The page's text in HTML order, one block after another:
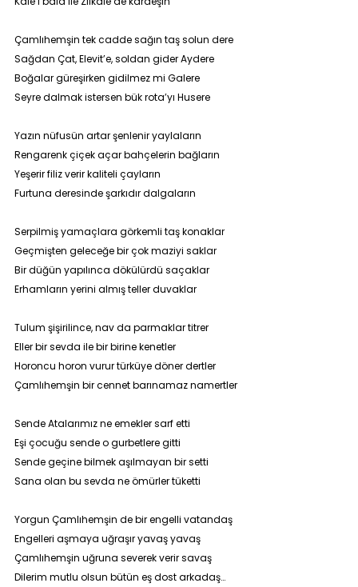
Çamlıhemşin tek cadde sağın taş solun dere
Sağdan Çat, Elevit’e, soldan gider Aydere
Boğalar güreşirken gidilmez mi Galere
Seyre dalmak istersen bük rota’yı Husere
Yazın nüfusün artar şenlenir yaylaların
Rengarenk çiçek açar bahçelerin bağların
Yeşerir filiz verir kaliteli çayların
Furtuna deresinde şarkıdır dalgaların
Serpilmiş yamaçlara görkemli taş konaklar
Geçmişten geleceğe bir çok maziyi saklar
Bir düğün yapılınca dökülürdü saçaklar
Erhamların yerini almış teller duvaklar
Tulum şişirilince, nav da parmaklar titrer
Eller bir sevda ile bir birine kenetler
Horoncu horon vurur türküye döner dertler
Çamlıhemşin bir cennet barınamaz namertler
Sende Atalarımız ne emekler sarf etti
Eşi çocuğu sende o gurbetlere gitti
Sende geçine bilmek aşılmayan bir setti
Sana olan bu sevda ne ömürler tüketti
Yorgun Çamlıhemşin de bir engelli vatandaş
Engelleri aşmaya uğraşır yavaş yavaş
Çamlıhemşin uğruna severek verir savaş
Dilerim mutlu olsun bütün eş dost arkadaş…